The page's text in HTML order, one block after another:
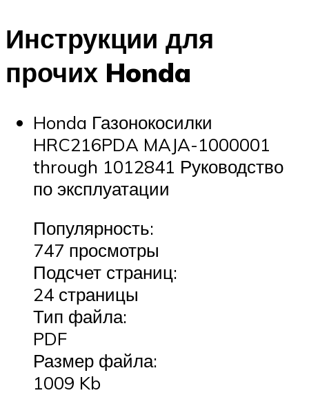
Инструкции для
прочих Honda
Honda Газонокосилки
HRC216PDA MAJA-1000001
through 1012841 Руководство
по эксплуатации
Популярность:
747 просмотры
Подсчет страниц:
24 страницы
Тип файла:
PDF
Размер файла:
1009 Kb